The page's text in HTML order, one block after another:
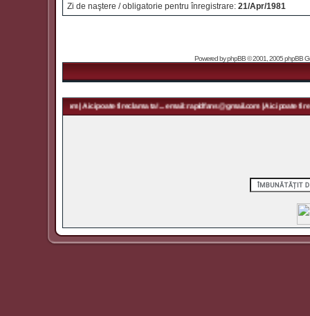
Zi de naştere / obligatorie pentru înregistrare: 21/Apr/1981
Powered byphpBB© 2001, 2005 phpBB
| Aici poate fi reclama ta! ... email: rapidfans@gmail.com | Aici poate fi